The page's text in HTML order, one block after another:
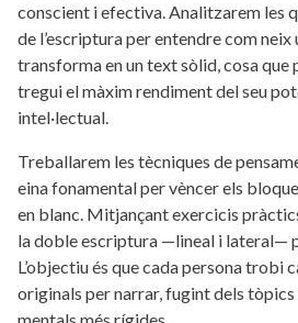
conscient i efectiva. Analitzarem les
de l’escriptura per entendre com neix
transforma en un text sòlid, cosa que
tregui el màxim rendiment del seu
intel·lectual.
Treballarem les tècniques de
eina fonamental per vèncer els
en blanc. Mitjançant exercicis
la doble escriptura —lineal i lateral—
L’objectiu és que cada persona trobi
originals per narrar, fugint dels tòpics